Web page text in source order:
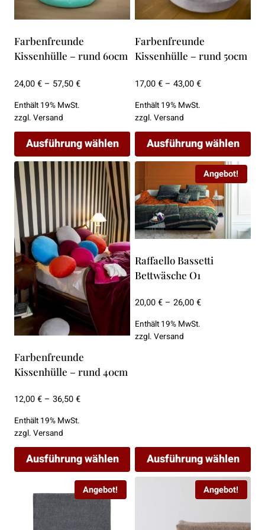
Produktseite
gewählt
werden
der
Produktseite
gewählt
werden
Farbenfreunde
Kissenhülle – rund 60cm
24,00€– 57,50€Preisspanne:
Enthält 19% MwSt.
zzgl. Versand
Ausführung wählen
Dieses
Produkt
weist
mehrere
Varianten
auf.
Die
Optionen
können
auf
der
Produktseite
gewählt
werden
Farbenfreunde
Kissenhülle – rund 50cm
17,00€– 43,00€Preisspanne:
Enthält 19% MwSt.
zzgl. Versand
Ausführung wählen
Dieses
Produkt
weist
mehrere
Varianten
auf.
Die
Optionen
auf
der
Produktseite
Farbenfreunde
Kissenhülle – rund 40cm
12,00€– 36,50€Preisspanne:
Enthält 19% MwSt.
zzgl. Versand
Ausführung wählen
Produkt
weist
Angebot!
Raffaello Bassetti
Bettwäsche O1
20,00€– 26,00€Preisspanne:
Enthält 19% MwSt.
zzgl. Versand
Ausführung wählen
Dieses
Angebot! Angebot!